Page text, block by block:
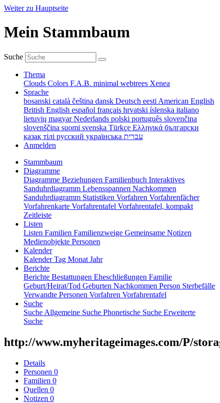
Weiter zu Hauptseite
Mein Stammbaum
Suche
Thema
Clouds Colors F.A.B. minimal webtrees Xenea
Sprache
bosanski català čeština dansk Deutsch eesti American English
British English español français hrvatski íslenska italiano
lietuvių magyarNederlands polski português slovenčina
slovenščina suomi svenska Türkçe Ελληνικά български
қазақ тілі русский українська עברית
Anmelden
Stammbaum
Diagramme
Diagramme Beziehungen Familienbuch Interaktives
Sanduhrdiagramm Lebensspannen Nachkommen
Sanduhrdiagramm Statistiken Vorfahren Vorfahrenfächer
Vorfahrenkarte Vorfahrentafel Vorfahrentafel, kompakt
Zeitleiste
Listen
Listen Familien Familienzweige Gemeinsame Notizen
Medienobjekte Personen
Kalender
KalenderTag Monat Jahr
Berichte
Berichte Bestattungen Eheschließungen Familie
Geburt/Heirat/Tod Geburten Nachkommen Person Sterbefälle
Verwandte Personen Vorfahren Vorfahrentafel
Suche
Suche Allgemeine Suche Phonetische Suche Erweiterte
Suche
http://www.myheritageimages.com/P/
Details
Personen 0
Familien 0
Quellen 0
Notizen 0